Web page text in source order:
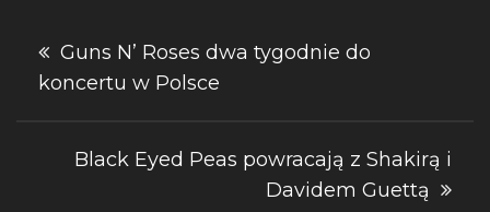
Nawigacja
wpisu
Guns N’ Roses dwa tygodnie do
koncertu w Polsce
Black Eyed Peas powracają z Shakirą i
Davidem Guettą